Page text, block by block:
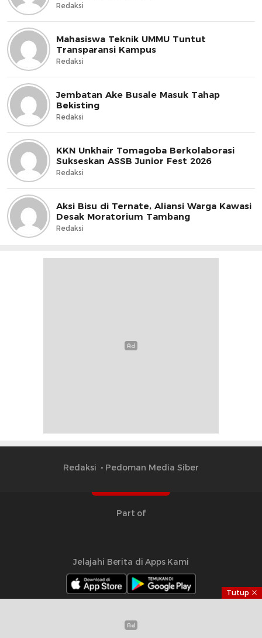
Redaksi
Mahasiswa Teknik UMMU Tuntut
Transparansi Kampus
Redaksi
Jembatan Ake Busale Masuk Tahap
Bekisting
Redaksi
KKN Unkhair Tomagoba Berkolaborasi
Sukseskan ASSB Junior Fest 2026
Redaksi
Aksi Bisu di Ternate, Aliansi Warga Kawasi
Desak Moratorium Tambang
Redaksi
Redaksi Pedoman Media Siber
Part of
Jelajahi Berita di Apps Kami
Copyright © 2024 Timesmalut.com. All rights reserved.
Tutup